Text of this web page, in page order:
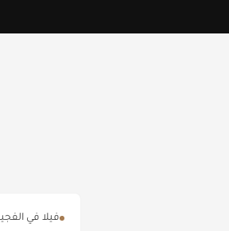
فيلا في